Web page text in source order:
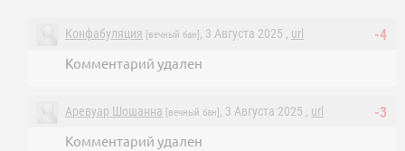
-4
Конфабуляция [вечный бан] , 3 Августа 2025 , url
Комментарий удален
-3
Аревуар Шошанна [вечный бан] , 3 Августа 2025 , url
Комментарий удален